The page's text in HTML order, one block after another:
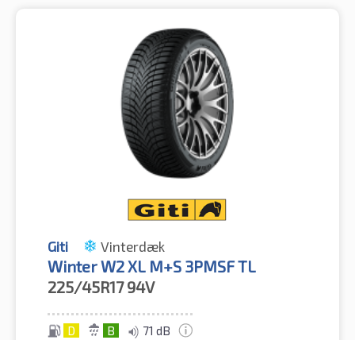
Giti Vinterdæk
Winter W2 XL M+S 3PMSF TL
225/45R17 94V
D B 71 dB